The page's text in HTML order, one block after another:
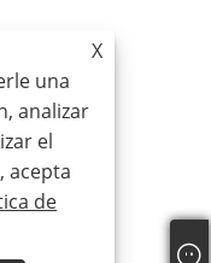
X
una
analizar
el
acepta
de